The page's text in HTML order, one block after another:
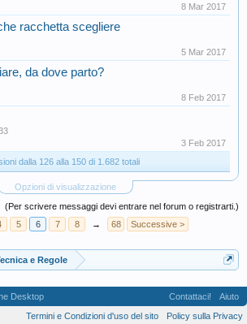
8 Mar 2017
racchetta scegliere
5 Mar 2017
da dove parto?
8 Feb 2017
3 Feb 2017
dalla 126 alla 150 di 1.682 totali
Opzioni di visualizzazione
(Per scrivere messaggi devi entrare nel forum o registrarti.)
5 6 7 8 → 68 Successive >
e Regole
Desktop Contattaci!
Aiuto
Termini e Condizioni d'uso del sito
Policy sulla Privacy